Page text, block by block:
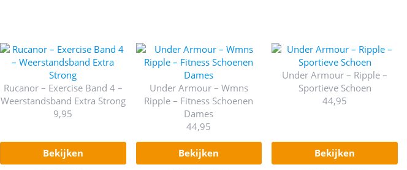
Rucanor – Exercise Band 4 –
Weerstandsband Extra Strong
9,95
bekijken
Under Armour – Wmns
Ripple – Fitness Schoenen
Dames
44,95
bekijken
Under Armour – Ripple –
Sportieve Schoen
44,95
bekijken